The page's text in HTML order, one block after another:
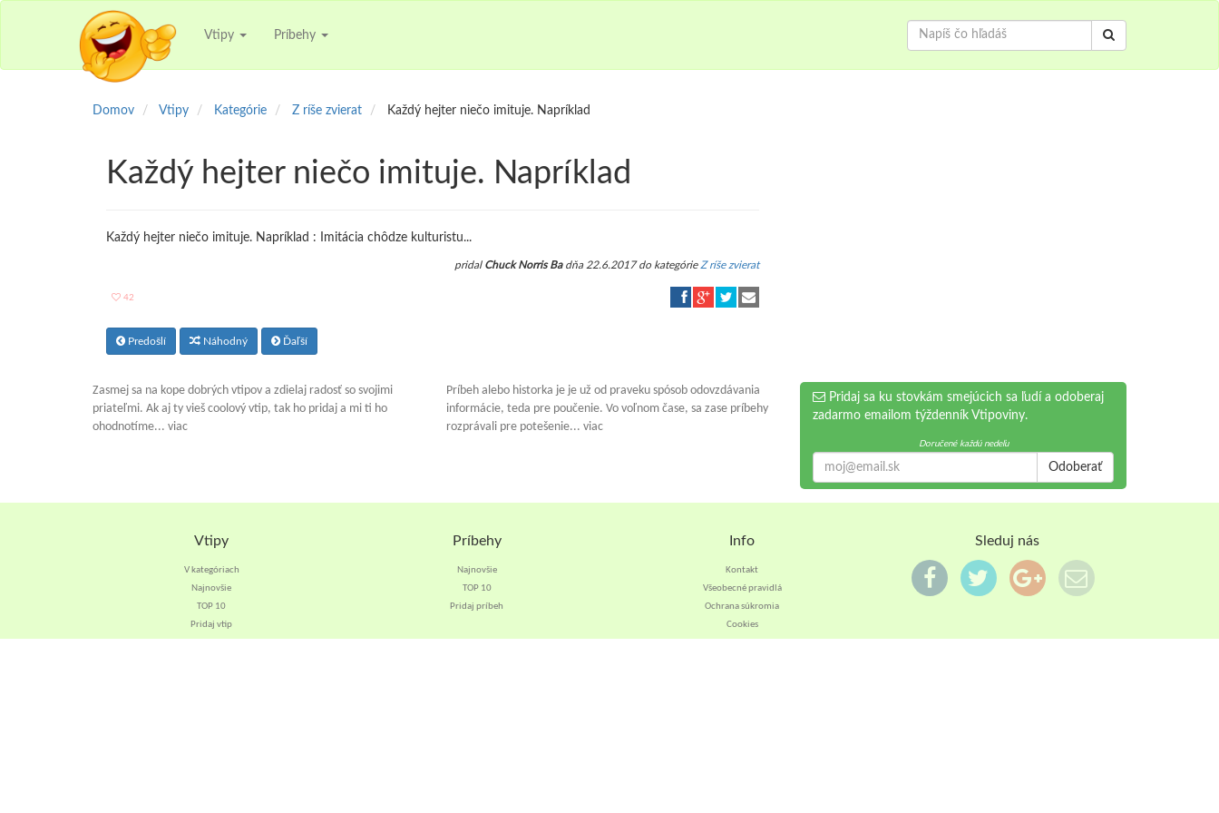
Vtipy Príbehy
Domov Vtipy Kategórie Z ríše zvierat Každý hejter niečo imituje. Napríklad
Každý hejter niečo imituje. Napríklad
Každý hejter niečo imituje. Napríklad : Imitácia chôdze kulturistu...
pridal Chuck Norris Badňa 22.6.2017 do kategórie Z ríše zvierat
42
Predošlí Náhodný Ďaľší
Zasmej sa na kope dobrých vtipov a zdielaj radosť so svojimi
priateľmi. Ak aj ty vieš coolový vtip, tak ho pridaj a mi ti ho
ohodnotíme... viac
Príbeh alebo historka je je už od praveku spósob odovzdávania
informácie, teda pre poučenie. Vo voľnom čase, sa zase príbehy
rozprávali pre potešenie... viac
Pridaj sa ku stovkám smejúcich sa ľudí a odoberaj
zadarmo emailom týždenník Vtipoviny.
Doručené každú nedeľu
Odoberať
Vtipy
V kategóriach
Najnovšie
TOP 10
Pridaj vtip
Príbehy
Najnovšie
TOP 10
Pridaj príbeh
Info
Kontakt
Všeobecné pravidlá
Ochrana súkromia
Cookies
Sleduj nás